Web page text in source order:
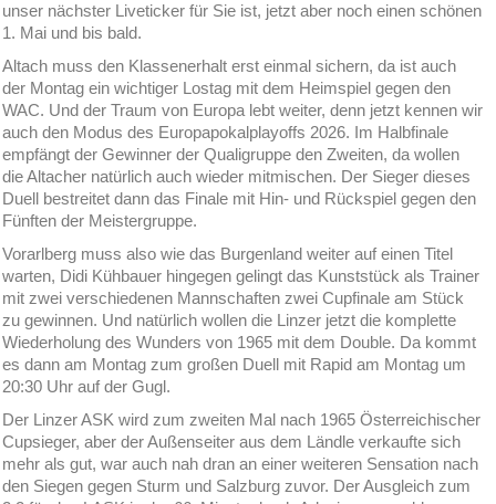
unser nächster Liveticker für Sie ist, jetzt aber noch einen schönen
1. Mai und bis bald.
Altach muss den Klassenerhalt erst einmal sichern, da ist auch
der Montag ein wichtiger Lostag mit dem Heimspiel gegen den
WAC. Und der Traum von Europa lebt weiter, denn jetzt kennen wir
auch den Modus des Europapokalplayoffs 2026. Im Halbfinale
empfängt der Gewinner der Qualigruppe den Zweiten, da wollen
die Altacher natürlich auch wieder mitmischen. Der Sieger dieses
Duell bestreitet dann das Finale mit Hin- und Rückspiel gegen den
Fünften der Meistergruppe.
Vorarlberg muss also wie das Burgenland weiter auf einen Titel
warten, Didi Kühbauer hingegen gelingt das Kunststück als Trainer
mit zwei verschiedenen Mannschaften zwei Cupfinale am Stück
zu gewinnen. Und natürlich wollen die Linzer jetzt die komplette
Wiederholung des Wunders von 1965 mit dem Double. Da kommt
es dann am Montag zum großen Duell mit Rapid am Montag um
20:30 Uhr auf der Gugl.
Der Linzer ASK wird zum zweiten Mal nach 1965 Österreichischer
Cupsieger, aber der Außenseiter aus dem Ländle verkaufte sich
mehr als gut, war auch nah dran an einer weiteren Sensation nach
den Siegen gegen Sturm und Salzburg zuvor. Der Ausgleich zum